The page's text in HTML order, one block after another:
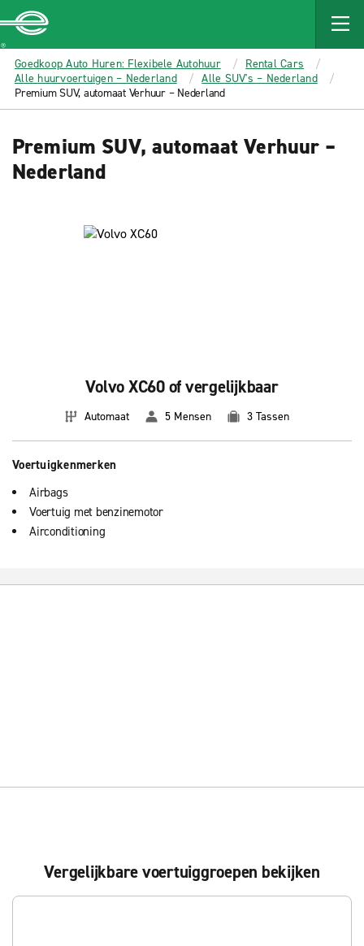
MAIN
CONTENT
Enterprise
Goedkoop Auto Huren: Flexibele Autohuur
Rental Cars
Alle huurvoertuigen – Nederland
Alle SUV's – Nederland
Premium SUV, automaat Verhuur – Nederland
Premium SUV, automaat Verhuur –
Nederland
Volvo XC60 of vergelijkbaar
Automaat 5 Mensen 3 Tassen
Voertuigkenmerken
Airbags
Voertuig met benzinemotor
Airconditioning
Vergelijkbare voertuiggroepen bekijken